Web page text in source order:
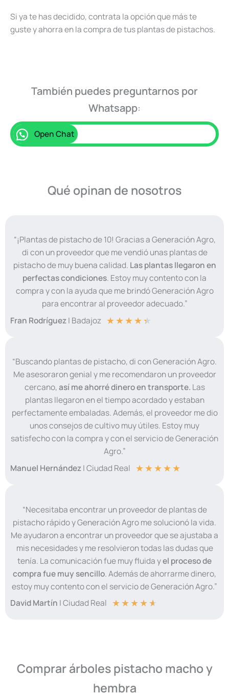
Si ya te has decidido, contrata la opción que más te
guste y ahorra en la compra de tus plantas de pistachos.
También puedes preguntarnos por
Whatsapp:
Open Chat
Qué opinan de nosotros
“¡Plantas de pistacho de 10! Gracias a Generación Agro,
di con un proveedor que me vendió unas plantas de
pistacho de muy buena calidad. Las plantas llegaron en
perfectas condiciones. Estoy muy contento con la
compra y con la ayuda que me brindó Generación Agro
para encontrar al proveedor adecuado.”
Fran Rodríguez| Badajoz ★★★★★
“Buscando plantas de pistacho, di con Generación Agro.
Me asesoraron genial y me recomendaron un proveedor
cercano,así me ahorré dinero en transporte. Las
plantas llegaron en el tiempo acordado y estaban
perfectamente embaladas. Además, el proveedor me dio
unos consejos de cultivo muy útiles. Estoy muy
satisfecho con la compra y con el servicio de Generación
Agro.”
Manuel Hernández| Ciudad Real ★★★★★
“Necesitaba encontrar un proveedor de plantas de
pistacho rápido y Generación Agro me solucionó la vida.
Me ayudaron a encontrar un proveedor que se ajustaba a
mis necesidades y me resolvieron todas las dudas que
tenía. La comunicación fue muy fluida yel proceso de
compra fue muy sencillo. Además de ahorrarme dinero,
estoy muy contento con el servicio de Generación Agro.”
David Martín | Ciudad Real ★★★★★
Comprar árboles pistacho macho y
hembra